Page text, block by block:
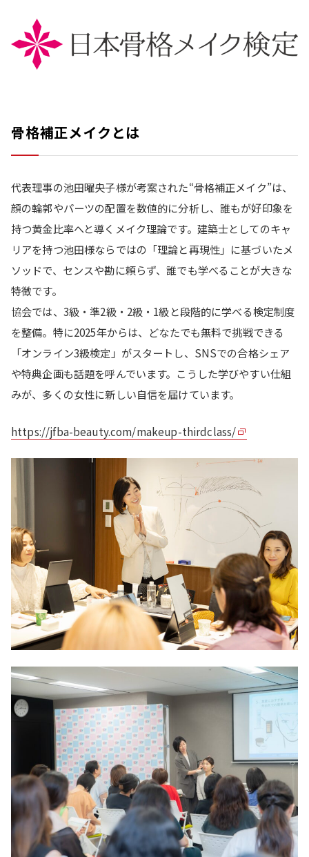
骨格補正メイクとは
代表理事の池田曜央子様が考案された“骨格補正メイク”は、
顔の輪郭やパーツの配置を数値的に分析し、誰もが好印象を
持つ黄金比率へと導くメイク理論です。建築士としてのキャ
リアを持つ池田様ならではの「理論と再現性」に基づいたメ
ソッドで、センスや勘に頼らず、誰でも学べることが大きな
特徴です。
協会では、3級・準2級・2級・1級と段階的に学べる検定制度
を整備。特に2025年からは、どなたでも無料で挑戦できる
「オンライン3級検定」がスタートし、SNSでの合格シェア
や特典企画も話題を呼んでいます。こうした学びやすい仕組
みが、多くの女性に新しい自信を届けています。
https://jfba-beauty.com/makeup-thirdclass/